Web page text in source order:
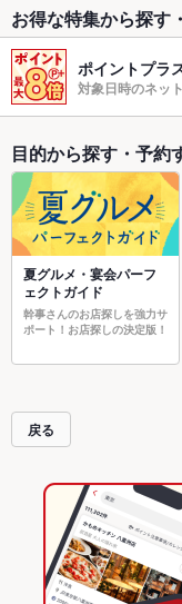
お得な特集から探す
ポイントプラ
対象日時のネッ
目的から探す・予約
夏グルメ・宴会パーフ
ェクトガイド
幹事さんのお店探しを強力サ
ポート！お店探しの決定版！
戻る